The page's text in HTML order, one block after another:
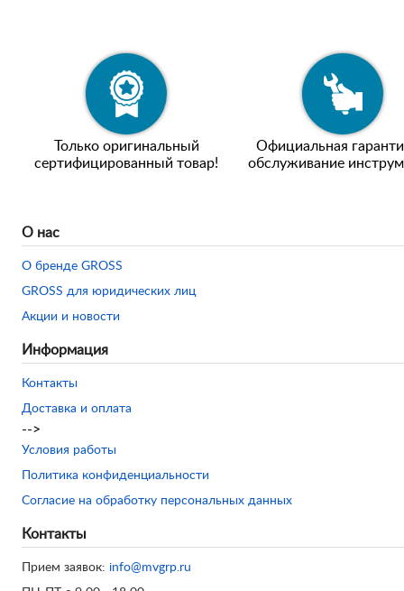
Только оригинальный
сертифицированный товар!
Официальная
обслуживание
О нас
О бренде GROSS
GROSS для юридических лиц
Акции и новости
Информация
Контакты
Доставка и оплата
-->
Условия работы
Политика конфиденциальности
Согласие на обработку персональных данных
Контакты
Прием заявок: info@mvgrp.ru